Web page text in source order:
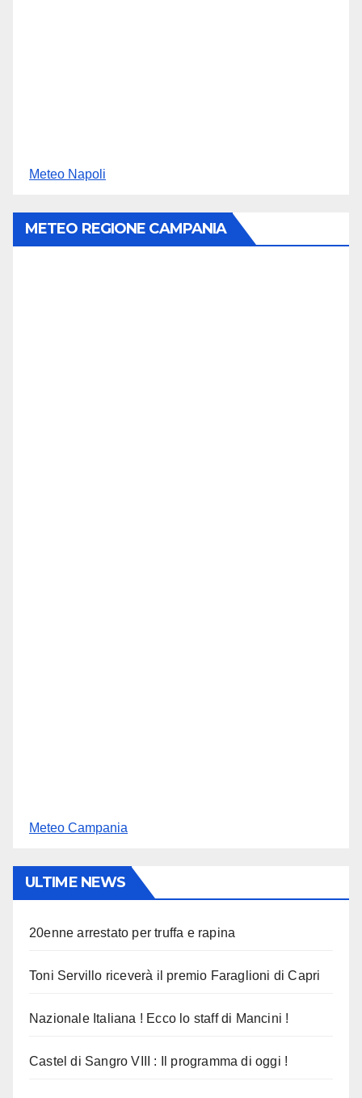
Meteo Napoli
METEO REGIONE CAMPANIA
Meteo Campania
ULTIME NEWS
20enne arrestato per truffa e rapina
Toni Servillo riceverà il premio Faraglioni di Capri
Nazionale Italiana ! Ecco lo staff di Mancini !
Castel di Sangro VIII : Il programma di oggi !